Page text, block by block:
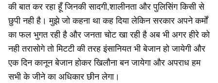
की बात कर रहा हूँ जिनकी सादगी,शालीनता और पुलिसिंग किसी से
छुपी नही है। मुझे जो कहना था कह दिया लेकिन सरकार अपने कर्मों
का फल भुगत रही है और जनता चोट खा रही है अब भी अगर हीरे को
नही तरासोगे तो मिटटी की तरह इंसानियत भी बेजान हो जायेगी और
एक दिन कानून बेजान होकर खिलौना बन जायेगा और अपराध हम
सभी के जीने का अधिकार छीन लेगा।